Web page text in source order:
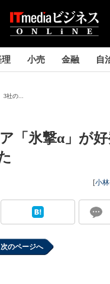
理 小売 金融 自
社の...
「氷撃α」が
[小
次のページへ